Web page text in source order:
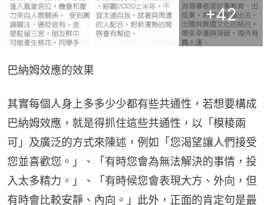
+42
巴納姆效應的效果
其實每個人身上多多少少都有些共通性，若想要構成
巴納姆效應，就是得抓住這些共通性，以「模稜兩
可」及廣泛的方式來陳述，例如「您渴望讓人們接受
您並喜歡您。」、「有時您會為無法解決的事情，投
入太多精力。」、「有時候您會表現大方、外向，但
有時會比較安靜、內向。」此外，正面的肯定句是最